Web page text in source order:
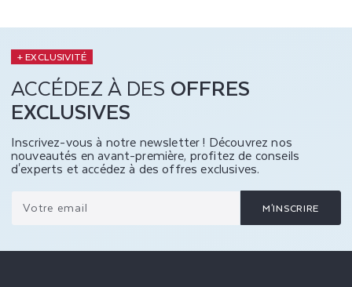
+ EXCLUSIVITÉ
ACCÉDEZ À DES OFFRES
EXCLUSIVES
Inscrivez-vous à notre newsletter ! Découvrez nos
nouveautés en avant-première, profitez de conseils
d'experts et accédez à des offres exclusives.
Votre email M'INSCRIRE